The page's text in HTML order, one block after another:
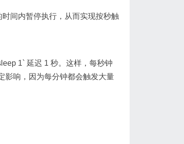
间内暂停执行，从而实现按秒触
1` 延迟 1 秒。这样，每秒钟
影响，因为每分钟都会触发大量